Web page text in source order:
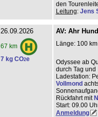
den
Leitung: Jens
26.09.2026
67 km
7 kg CO2e
AV: Ahr
Länge: 100
Odyssee ab
durch Tag
Ladestation:
Vollmond
Rückfahrt mit
Start: 09.00
Anmeldung